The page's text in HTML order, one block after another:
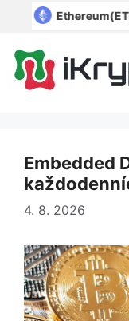
Přeskočit
obsah
Ethereum(ETH)
Embedded
4. 8. 2026